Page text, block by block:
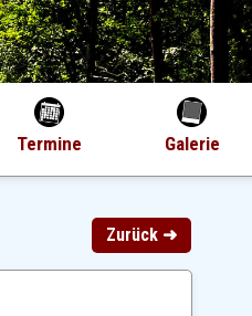
Termine Galerie
Zurück ➜